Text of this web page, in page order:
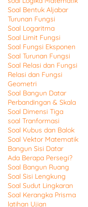
Soal Bentuk Aljabar
Turunan Fungsi
Soal Logaritma
Soal Limit Fungsi
Soal Fungsi Eksponen
Soal Turunan Fungsi
Soal Relasi dan Fungsi
Relasi dan Fungsi
Geometri
Soal Bangun Datar
Perbandingan & Skala
Soal Dimensi Tiga
soal Tranformasi
Soal Kubus dan Balok
Soal Vektor Matematik
Bangun Sisi Datar
Ada Berapa Persegi?
Soal Bangun Ruang
Soal Sisi Lengkung
Soal Sudut Lingkaran
Soal Kerangka Prisma
latihan Ujian